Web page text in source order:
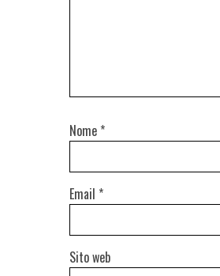
Nome *
Email *
Sito web